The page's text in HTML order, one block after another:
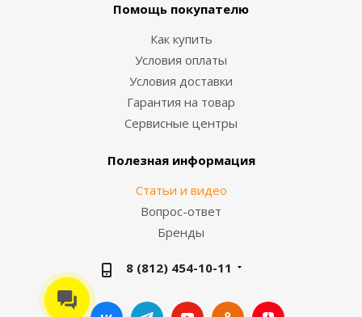
Помощь покупателю
Как купить
Условия оплаты
Условия доставки
Гарантия на товар
Сервисные центры
Полезная информация
Статьи и видео
Вопрос-ответ
Бренды
8 (812) 454-10-11